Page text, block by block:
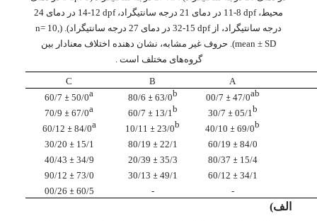
محیط،dpf 8-11 در دمای 21 درجه سانتیگراد، dpf
12-14 در دمای 24
درجه سانتیگراد، ازdpf 15-32 در دمای 27 درجه سانتیگراد). (
n= 10,
mean ± SD). حروف غیر مشابه، نشان دهنده اختلاف معنادار بین
گروه‌های مختلف است .
A
B
C
ab
47/0
±
b
63/0
±
a
50/0
±
b
05/1
±
b
13/1
±
a
67/0
±
b
69/0
±
b
23/0
±
a
84/0
±
84/0
±
22/1
±
15/1
±
15/4
±
35/3
±
34/9
±
34/1
±
49/1
±
73/0
±
-
-
60/5
±
الف)